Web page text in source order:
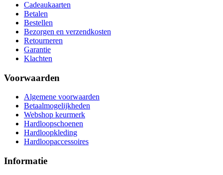
Cadeaukaarten
Betalen
Bestellen
Bezorgen en verzendkosten
Retourneren
Garantie
Klachten
Voorwaarden
Algemene voorwaarden
Betaalmogelijkheden
Webshop keurmerk
Hardloopschoenen
Hardloopkleding
Hardloopaccessoires
Informatie